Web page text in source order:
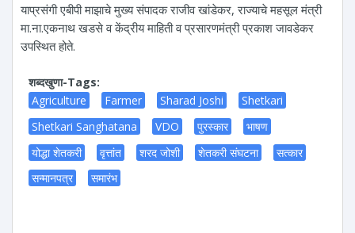
याप्रसंगी एबीपी माझाचे मुख्य संपादक राजीव खांडेकर, राज्याचे महसूल मंत्री
मा.ना.एकनाथ खडसे व केंद्रीय माहिती व प्रसारणमंत्री प्रकाश जावडेकर
उपस्थित होते.
शब्दखुणा-Tags:
Agriculture
Farmer Sharad Joshi
Shetkari
Shetkari Sanghatana
VDO पुरस्कार
भाषण
योद्धा शेतकरी
वृत्तांत शरद जोशी शेतकरी संघटना
सत्कार
सन्मानपत्र
समारंभ